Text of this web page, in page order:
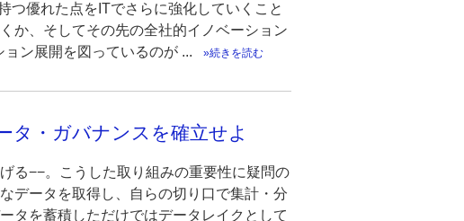
つ優れた点をITでさらに強化していくこと
か、そしてその先の全社的イノベーション
ン展開を図っているのが ...
続きを読む
タ・ガバナンスを確立せよ
る−−。こうした取り組みの重要性に疑問の
データを取得し、自らの切り口で集計・分
タを蓄積しただけではデータレイクとして